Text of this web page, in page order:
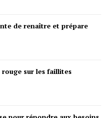
de renaître et prépare
sur les faillites